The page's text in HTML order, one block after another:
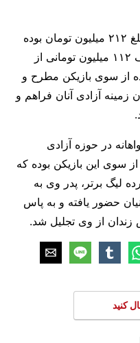
میزان کل بدهی این تعداد زندانی مبلغ ۲۱۲ میلیون تومان بوده
که با تلاش مددکاری زندان و تخفیف ۱۱۲ میلیون تومانی از
از سوی بازیکن مطرح و
زمینه آزادی آنان فراهم و
در حوزه آزادی
سوی این بازیکن بوده که
لیگ برتر، پدر وی به
حضور یافته و به پاس
زندان از وی تجلیل شد.
کنید